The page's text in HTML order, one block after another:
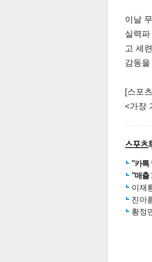
인
이날
실력
고 세
감동
[스포
<가장
"카톡
"매출
이재
진아
황정